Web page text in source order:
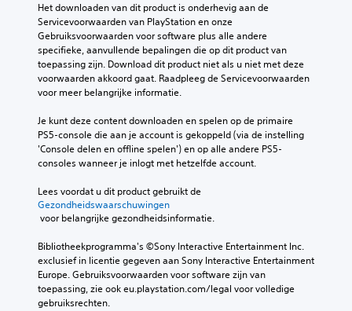
Het downloaden van dit product is onderhevig aan de
Servicevoorwaarden van PlayStation en onze
Gebruiksvoorwaarden voor software plus alle andere
specifieke, aanvullende bepalingen die op dit product van
toepassing zijn. Download dit product niet als u niet met deze
voorwaarden akkoord gaat. Raadpleeg de Servicevoorwaarden
voor meer belangrijke informatie.
Je kunt deze content downloaden en spelen op de primaire
PS5-console die aan je account is gekoppeld (via de instelling
'Console delen en offline spelen') en op alle andere PS5-
consoles wanneer je inlogt met hetzelfde account.
Lees voordat u dit product gebruikt de
Gezondheidswaarschuwingen
voor belangrijke gezondheidsinformatie.
Bibliotheekprogramma's ©Sony Interactive Entertainment Inc.
exclusief in licentie gegeven aan Sony Interactive Entertainment
Europe. Gebruiksvoorwaarden voor software zijn van
toepassing, zie ook eu.playstation.com/legal voor volledige
gebruiksrechten.